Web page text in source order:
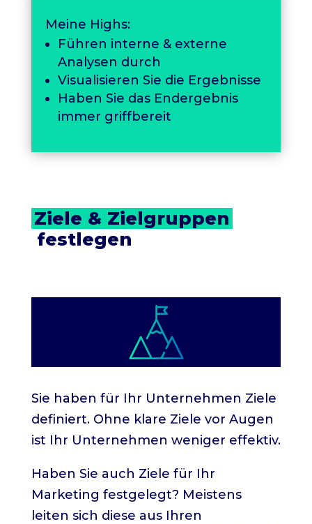
Meine Highs:
Führen interne & externe
Analysen durch
Visualisieren Sie die Ergebnisse
Haben Sie das Endergebnis
immer griffbereit
Ziele & Zielgruppen
festlegen
Sie haben für Ihr Unternehmen Ziele
definiert. Ohne klare Ziele vor Augen
ist Ihr Unternehmen weniger effektiv.
Haben Sie auch Ziele für Ihr
Marketing festgelegt? Meistens
leiten sich diese aus Ihren